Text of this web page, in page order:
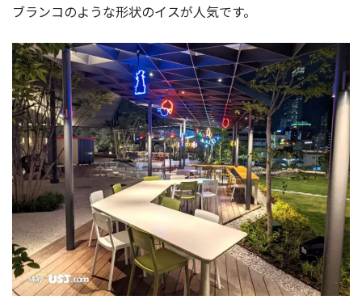
ブランコのような形状のイスが人気です。